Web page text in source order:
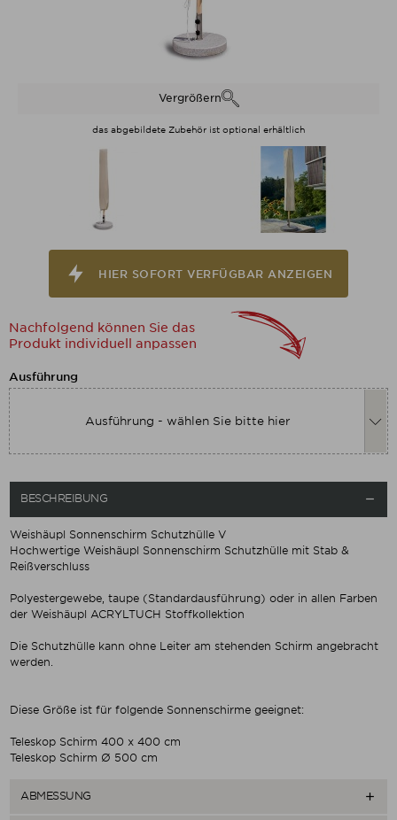
Vergrößern
das abgebildete Zubehör ist optional erhältlich
HIER SOFORT VERFÜGBAR ANZEIGEN
Nachfolgend können Sie das
Produkt individuell anpassen
Nachfolgend können Sie das
Ausführung
Ausführung - wählen Sie bitte hier
BESCHREIBUNG 
Weishäupl Sonnenschirm Schutzhülle V
Hochwertige Weishäupl Sonnenschirm Schutzhülle mit Stab &
Reißverschluss
Polyestergewebe, taupe (Standardausführung) oder in allen Farben
der Weishäupl ACRYLTUCH Stoffkollektion
Die Schutzhülle kann ohne Leiter am stehenden Schirm angebracht
werden.
Diese Größe ist für folgende Sonnenschirme geeignet:
Teleskop Schirm 400 x 400 cm
Teleskop Schirm Ø 500 cm
ABMESSUNG 